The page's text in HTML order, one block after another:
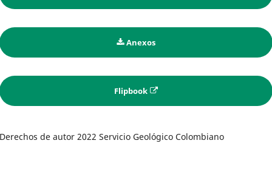
Anexos
Flipbook
Derechos de autor 2022 Servicio Geológico Colombiano